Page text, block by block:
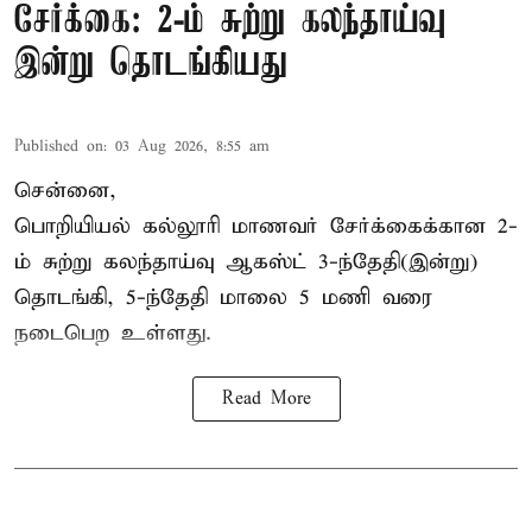
சேர்க்கை: 2-ம் சுற்று கலந்தாய்வு
இன்று தொடங்கியது
Published on: 03 Aug 2026, 8:55 am
சென்னை,
பொறியியல் கல்லூரி மாணவர் சேர்க்கைக்கான 2-
ம் சுற்று கலந்தாய்வு ஆகஸ்ட் 3-ந்தேதி(இன்று)
தொடங்கி, 5-ந்தேதி மாலை 5 மணி வரை
நடைபெற உள்ளது.
Read More